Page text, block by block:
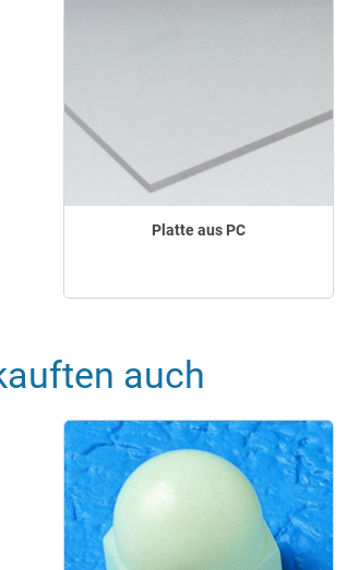
Platte aus PC
auch